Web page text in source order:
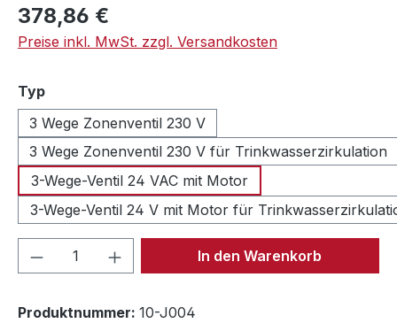
Regulärer Preis:
378,86 €
Preise inkl. MwSt. zzgl. Versandkosten
Typauswählen
3 Wege Zonenventil 230 V
3 Wege Zonenventil 230 V für Trinkwasserzirkulation
3-Wege-Ventil 24 VAC mit Motor
3-Wege-Ventil 24 V mit Motor für
Produkt Anzahl: Gib denIn den Warenkorb
Produktnummer: 10-J004